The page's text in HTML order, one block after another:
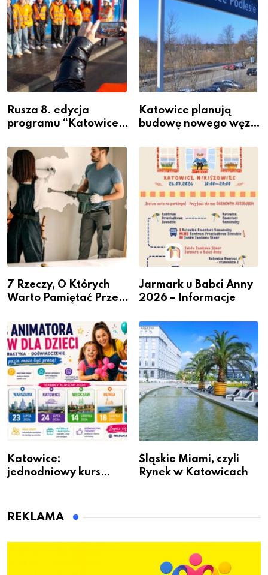
Rusza 8. edycja
programu “Katowice
– nabór dla
przedsiębiorców
Katowice planują
budowę nowego węzła
Podlesiu
7 Rzeczy, O Których
Warto Pamiętać Przed
Jarmark u Babci Anny
2026 – Informacje
Katowice:
jednodniowy kurs
dzieci
Śląskie Miami, czyli
Rynek w Katowicach
REKLAMA